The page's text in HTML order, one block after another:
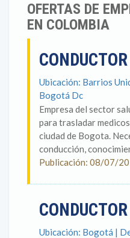
OFERTAS DE
EN COLOMBIA
CONDUCTOR
Ubicación: Barrios
Bogotá Dc
Empresa del sector
para trasladar
ciudad de Bogota.
conducción,
Publicación: 08/07/
CONDUCTOR
Ubicación: Bogotá |